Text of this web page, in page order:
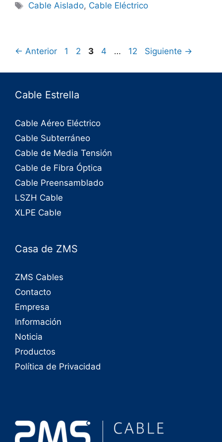
Cable Aislado, Cable Eléctrico
← Anterior 1 2 3 4 … 12 Siguiente →
Cable Estrella
Cable Aéreo Eléctrico
Cable Subterráneo
Cable de Media Tensión
Cable de Fibra Óptica
Cable Preensamblado
LSZH Cable
XLPE Cable
Casa de ZMS
ZMS Cables
Contacto
Empresa
Información
Noticia
Productos
Política de Privacidad